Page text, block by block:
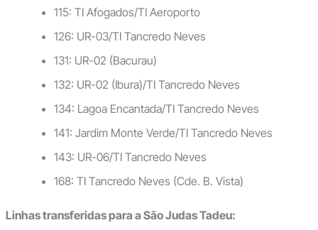
115: TI Afogados/TI Aeroporto
126: UR-03/TI Tancredo Neves
131: UR-02 (Bacurau)
132: UR-02 (Ibura)/TI Tancredo Neves
134: Lagoa Encantada/TI Tancredo Neves
141: Jardim Monte Verde/TI Tancredo Neves
143: UR-06/TI Tancredo Neves
168: TI Tancredo Neves (Cde. B. Vista)
Linhas transferidas para a São Judas Tadeu: